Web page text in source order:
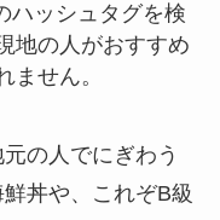
ハッシュタグを検
地の人がおすすめ
ません。
の人でにぎわう
丼や、これぞB級